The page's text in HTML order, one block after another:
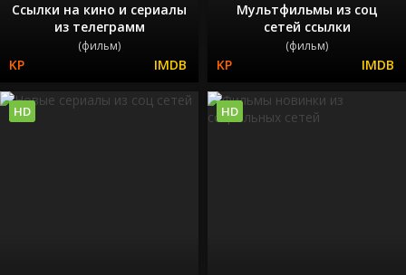
Ссылки на кино и сериалы
из телеграмм
(фильм)
Мультфильмы из соц
сетей ссылки
(фильм)
HD HD